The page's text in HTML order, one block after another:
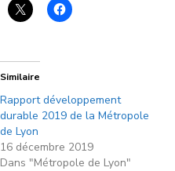
Similaire
Rapport développement
durable 2019 de la Métropole
de Lyon
16 décembre 2019
Dans "Métropole de Lyon"